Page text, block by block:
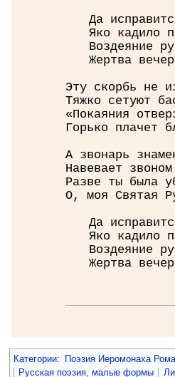
Да
Яко кадило
Воздеяние
Жертва
Эту скорбь не
Тяжко сетуют
«Покаяния
Горько плачет
А звонарь
Навевает
Разве ты была
О, моя Святая
Да
Яко кадило
Воздеяние
Жертва
Категории:
Поэзия Иеромонаха
Русская поэзия, малые формы